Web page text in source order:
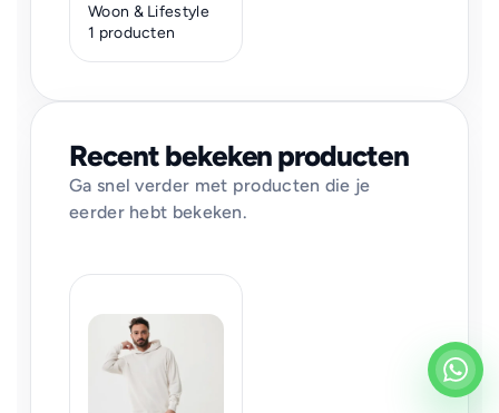
Woon & Lifestyle
1 producten
Recent bekeken producten
Ga snel verder met producten die je
eerder hebt bekeken.